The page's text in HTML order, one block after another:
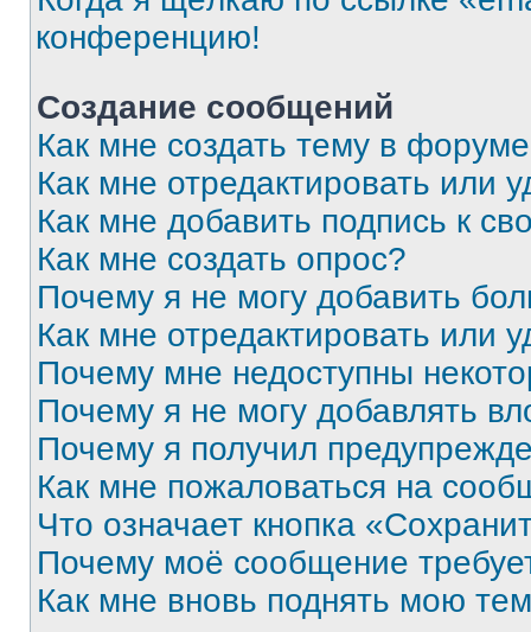
конференцию!
Создание сообщений
Как мне создать тему в
Как мне отредактировать или
Как мне добавить подпись к
Как мне создать опрос?
Почему я не могу добавить
Как мне отредактировать или
Почему мне недоступны
Почему я не могу добавлять
Почему я получил
Как мне пожаловаться на
Что означает кнопка
Почему моё сообщение
Как мне вновь поднять мою